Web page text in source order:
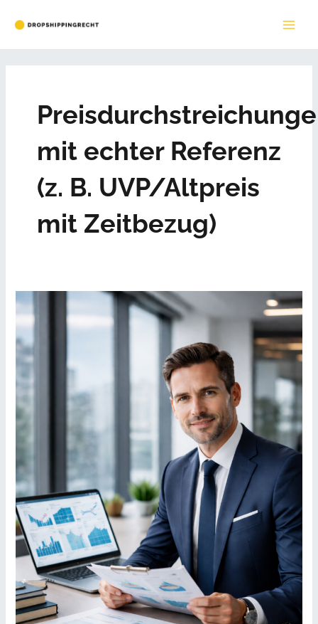
Inhalt
mit echter Referenz
(z. B. UVP/Altpreis
mit Zeitbezug)